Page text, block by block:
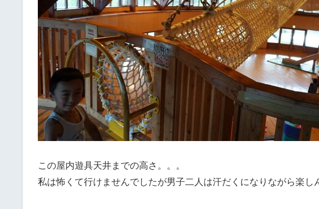
この屋内遊具天井までの高さ。。。
私は怖くて行けませんでしたが男子二人は汗だくになりながら楽し